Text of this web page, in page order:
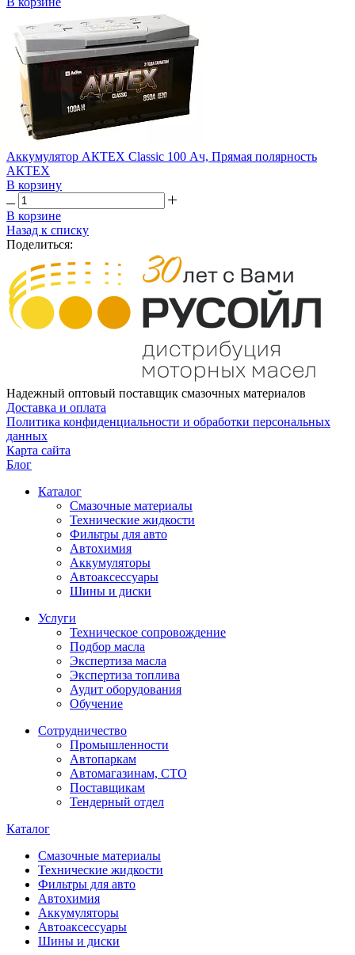
Аккумулятор АКТЕХ Classic 100 Ач, Прямая полярность
АКТЕХ
В корзину
В корзине
Назад к списку
Поделиться:
Надежный оптовый поставщик смазочных материалов
Доставка и оплата
Политика конфиденциальности и обработки персональных
данных
Карта сайта
Блог
Каталог
Смазочные материалы
Технические жидкости
Фильтры для авто
Автохимия
Аккумуляторы
Автоаксессуары
Шины и диски
Услуги
Техническое сопровождение
Подбор масла
Экспертиза масла
Экспертиза топлива
Аудит оборудования
Обучение
Сотрудничество
Промышленности
Автопаркам
Автомагазинам, СТО
Поставщикам
Тендерный отдел
Каталог
Смазочные материалы
Технические жидкости
Фильтры для авто
Автохимия
Аккумуляторы
Автоаксессуары
Шины и диски